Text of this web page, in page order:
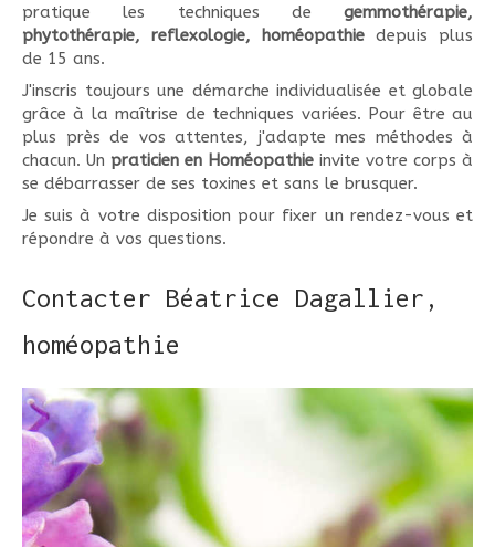
pratique les techniques de gemmothérapie,
phytothérapie, reflexologie, homéopathie depuis plus
de 15 ans.
J'inscris toujours une démarche individualisée et globale
grâce à la maîtrise de techniques variées. Pour être au
plus près de vos attentes, j'adapte mes méthodes à
chacun. Un praticien en Homéopathie invite votre corps à
se débarrasser de ses toxines et sans le brusquer.
Je suis à votre disposition pour fixer un rendez-vous et
répondre à vos questions.
Contacter Béatrice Dagallier,
homéopathie